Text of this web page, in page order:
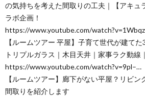
の気持ちを考えた間取りの工夫｜【アキュ
ラボ企画！
https://www.youtube.com/
【ルームツアー 平屋】子育て世代が建て
トリプルガラス｜木目天井｜家事ラク動線
https://www.youtube.com/watch?v=9pl–…
【ルームツアー】廊下がない平屋？リビ
間取りを紹介します